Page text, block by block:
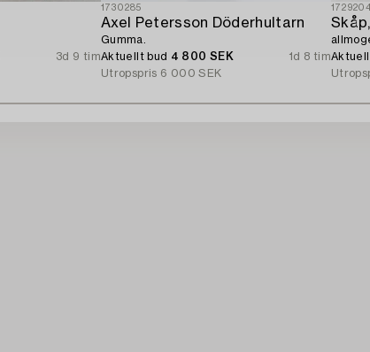
3d 9 tim
1730285
Axel Petersson Döderhultarn
Gumma.
Aktuellt bud 4 800 SEK
1d 8 tim
Utropspris 6 000 SEK
Skåp,